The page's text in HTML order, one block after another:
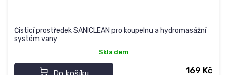
Čisticí prostředek SANICLEAN pro koupelnu a hydromasážní
systém vany
Skladem
169 Kč